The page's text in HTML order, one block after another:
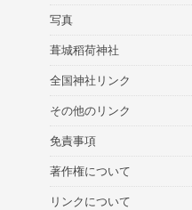
写真
葺城稻荷神社
全国神社リンク
その他のリンク
免責事項
著作権について
リンクについて